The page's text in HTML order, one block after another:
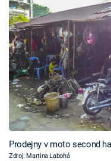
Prodejny v moto second
Zdroj: Martina Labohá